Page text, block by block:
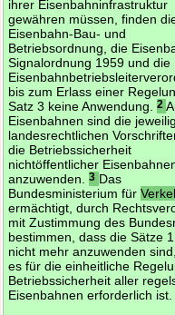
ihrer Eisenbahninfrastruktur
gewähren müssen, finden
Eisenbahn-Bau- und
Betriebsordnung, die
Signalordnung 1959 und die
bis zum Erlass einer
Satz 3 keine Anwendung.2
Eisenbahnen sind die
landesrechtlichen
die Betriebssicherheit
nichtöffentlicher
anzuwenden.3 Das
Bundesministerium für
ermächtigt, durch
mit Zustimmung des
bestimmen, dass die Sätze
nicht mehr anzuwenden
es für die einheitliche
Betriebssicherheit aller
Eisenbahnen erforderlich ist.